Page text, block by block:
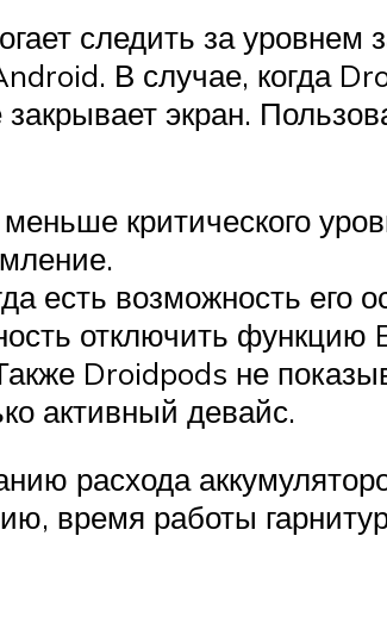
следить за уровнем
В случае, когда
экран.
критического
есть возможность его
отключить
Droidpods не
активный девайс.
расхода
время работы